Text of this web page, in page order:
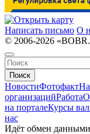
Написать письмо О
© 2006-2026
Поиск
НовостиФотофакт
организацийРабота
на порталеКурсы
нас
Идёт обмен